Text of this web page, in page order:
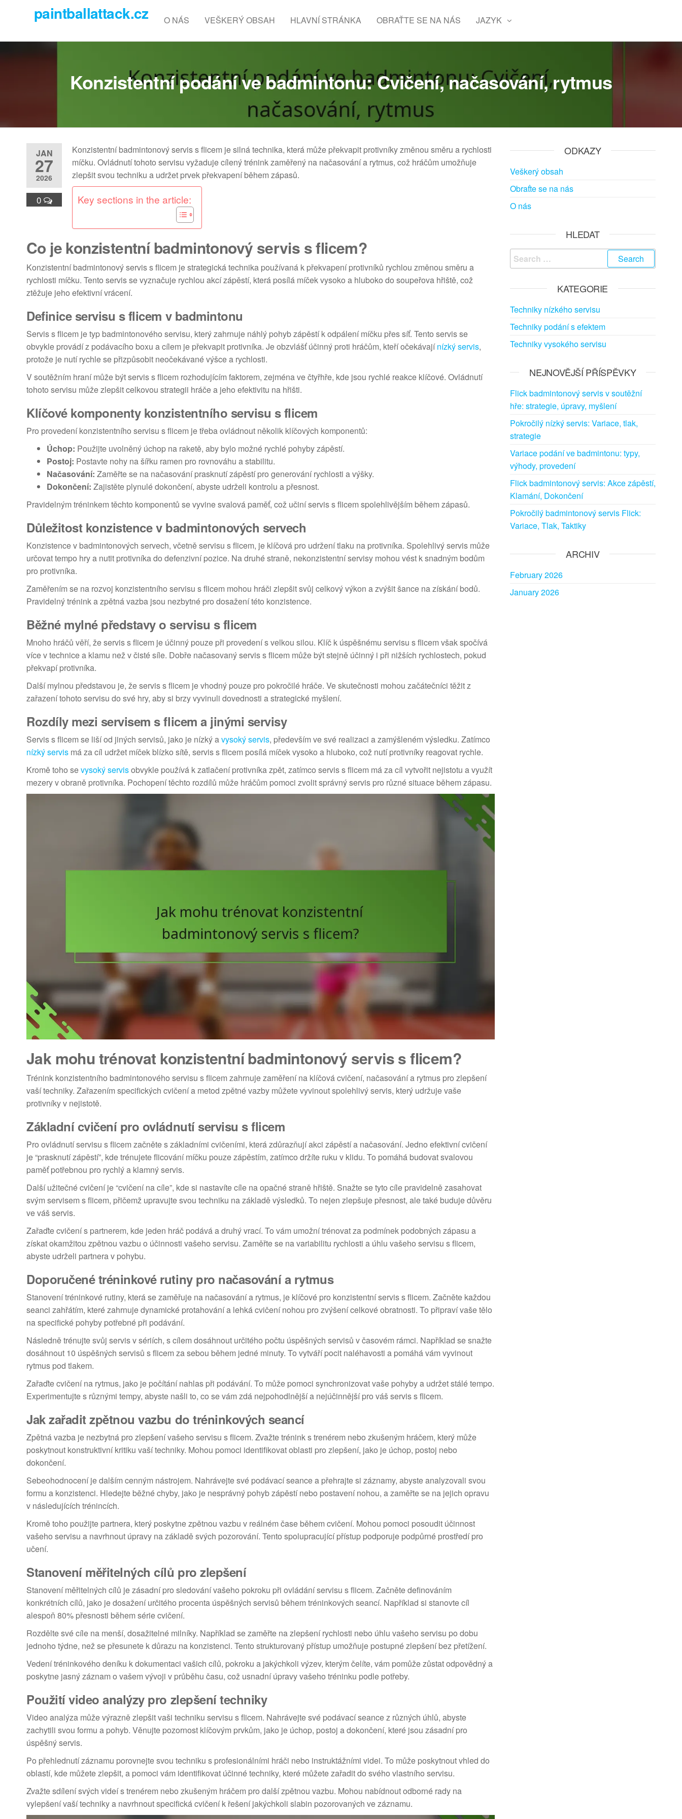
content
paintballattack.cz O NÁS VEŠKERÝ OBSAH HLAVNÍ STRÁNKA OBRAŤTE SE NA NÁS JAZYK
Konzistentní podání ve badmintonu: Cvičení, načasování, rytmus
JAN
27
2026
0
Konzistentní badmintonový servis s flicem je silná technika, která může překvapit protivníky změnou směru a rychlosti
míčku. Ovládnutí tohoto servisu vyžaduje cílený trénink zaměřený na načasování a rytmus, což hráčům umožňuje
zlepšit svou techniku a udržet prvek překvapení během zápasů.
Key sections in the article:
Co je konzistentní badmintonový servis s flicem?
Konzistentní badmintonový servis s flicem je strategická technika používaná k překvapení protivníků rychlou změnou směru a
rychlosti míčku. Tento servis se vyznačuje rychlou akcí zápěstí, která posílá míček vysoko a hluboko do soupeřova hřiště, což
ztěžuje jeho efektivní vrácení.
Definice servisu s flicem v badmintonu
Servis s flicem je typ badmintonového servisu, který zahrnuje náhlý pohyb zápěstí k odpálení míčku přes síť. Tento servis se
obvykle provádí z podávacího boxu a cílem je překvapit protivníka. Je obzvlášť účinný proti hráčům, kteří očekávajínízký servis,
protože je nutí rychle se přizpůsobit neočekávané výšce a rychlosti.
V soutěžním hraní může být servis s flicem rozhodujícím faktorem, zejména ve čtyřhře, kde jsou rychlé reakce klíčové. Ovládnutí
tohoto servisu může zlepšit celkovou strategii hráče a jeho efektivitu na hřišti.
Klíčové komponenty konzistentního servisu s flicem
Pro provedení konzistentního servisu s flicem je třeba ovládnout několik klíčových komponentů:
Úchop: Použijte uvolněný úchop na raketě, aby bylo možné rychlé pohyby zápěstí.
Postoj: Postavte nohy na šířku ramen pro rovnováhu a stabilitu.
Načasování: Zaměřte se na načasování prasknutí zápěstí pro generování rychlosti a výšky.
Dokončení: Zajistěte plynulé dokončení, abyste udrželi kontrolu a přesnost.
Pravidelným tréninkem těchto komponentů se vyvine svalová paměť, což učiní servis s flicem spolehlivějším během zápasů.
Důležitost konzistence v badmintonových servech
Konzistence v badmintonových servech, včetně servisu s flicem, je klíčová pro udržení tlaku na protivníka. Spolehlivý servis může
určovat tempo hry a nutit protivníka do defenzivní pozice. Na druhé straně, nekonzistentní servisy mohou vést k snadným bodům
pro protivníka.
Zaměřením se na rozvoj konzistentního servisu s flicem mohou hráči zlepšit svůj celkový výkon a zvýšit šance na získání bodů.
Pravidelný trénink a zpětná vazba jsou nezbytné pro dosažení této konzistence.
Běžné mylné představy o servisu s flicem
Mnoho hráčů věří, že servis s flicem je účinný pouze při provedení s velkou silou. Klíč k úspěšnému servisu s flicem však spočívá
více v technice a klamu než v čisté síle. Dobře načasovaný servis s flicem může být stejně účinný i při nižších rychlostech, pokud
překvapí protivníka.
Další mylnou představou je, že servis s flicem je vhodný pouze pro pokročilé hráče. Ve skutečnosti mohou začátečníci těžit z
zařazení tohoto servisu do své hry, aby si brzy vyvinuli dovednosti a strategické myšlení.
Rozdíly mezi servisem s flicem a jinými servisy
Servis s flicem se liší od jiných servisů, jako je nízký avysoký servis, především ve své realizaci a zamýšleném výsledku. Zatímco
nízký servis má za cíl udržet míček blízko sítě, servis s flicem posílá míček vysoko a hluboko, což nutí protivníky reagovat rychle.
Kromě toho sevysoký servisobvykle používá k zatlačení protivníka zpět, zatímco servis s flicem má za cíl vytvořit nejistotu a využít
mezery v obraně protivníka. Pochopení těchto rozdílů může hráčům pomoci zvolit správný servis pro různé situace během zápasu.
Jak mohu trénovat konzistentní badmintonový servis s flicem?
Trénink konzistentního badmintonového servisu s flicem zahrnuje zaměření na klíčová cvičení, načasování a rytmus pro zlepšení
vaší techniky. Zařazením specifických cvičení a metod zpětné vazby můžete vyvinout spolehlivý servis, který udržuje vaše
protivníky v nejistotě.
Základní cvičení pro ovládnutí servisu s flicem
Pro ovládnutí servisu s flicem začněte s základními cvičeními, která zdůrazňují akci zápěstí a načasování. Jedno efektivní cvičení
je “prasknutí zápěstí”, kde trénujete flicování míčku pouze zápěstím, zatímco držíte ruku v klidu. To pomáhá budovat svalovou
paměť potřebnou pro rychlý a klamný servis.
Další užitečné cvičení je “cvičení na cíle”, kde si nastavíte cíle na opačné straně hřiště. Snažte se tyto cíle pravidelně zasahovat
svým servisem s flicem, přičemž upravujte svou techniku na základě výsledků. To nejen zlepšuje přesnost, ale také buduje důvěru
ve váš servis.
Zařaďte cvičení s partnerem, kde jeden hráč podává a druhý vrací. To vám umožní trénovat za podmínek podobných zápasu a
získat okamžitou zpětnou vazbu o účinnosti vašeho servisu. Zaměřte se na variabilitu rychlosti a úhlu vašeho servisu s flicem,
abyste udrželi partnera v pohybu.
Doporučené tréninkové rutiny pro načasování a rytmus
Stanovení tréninkové rutiny, která se zaměřuje na načasování a rytmus, je klíčové pro konzistentní servis s flicem. Začněte každou
seanci zahřátím, které zahrnuje dynamické protahování a lehká cvičení nohou pro zvýšení celkové obratnosti. To připraví vaše tělo
na specifické pohyby potřebné při podávání.
Následně trénujte svůj servis v sériích, s cílem dosáhnout určitého počtu úspěšných servisů v časovém rámci. Například se snažte
dosáhnout 10 úspěšných servisů s flicem za sebou během jedné minuty. To vytváří pocit naléhavosti a pomáhá vám vyvinout
rytmus pod tlakem.
Zařaďte cvičení na rytmus, jako je počítání nahlas při podávání. To může pomoci synchronizovat vaše pohyby a udržet stálé tempo.
Experimentujte s různými tempy, abyste našli to, co se vám zdá nejpohodlnější a nejúčinnější pro váš servis s flicem.
Jak zařadit zpětnou vazbu do tréninkových seancí
Zpětná vazba je nezbytná pro zlepšení vašeho servisu s flicem. Zvažte trénink s trenérem nebo zkušeným hráčem, který může
poskytnout konstruktivní kritiku vaší techniky. Mohou pomoci identifikovat oblasti pro zlepšení, jako je úchop, postoj nebo
dokončení.
Sebeohodnocení je dalším cenným nástrojem. Nahrávejte své podávací seance a přehrajte si záznamy, abyste analyzovali svou
formu a konzistenci. Hledejte běžné chyby, jako je nesprávný pohyb zápěstí nebo postavení nohou, a zaměřte se na jejich opravu
v následujících trénincích.
Kromě toho použijte partnera, který poskytne zpětnou vazbu v reálném čase během cvičení. Mohou pomoci posoudit účinnost
vašeho servisu a navrhnout úpravy na základě svých pozorování. Tento spolupracující přístup podporuje podpůrné prostředí pro
učení.
Stanovení měřitelných cílů pro zlepšení
Stanovení měřitelných cílů je zásadní pro sledování vašeho pokroku při ovládání servisu s flicem. Začněte definováním
konkrétních cílů, jako je dosažení určitého procenta úspěšných servisů během tréninkových seancí. Například si stanovte cíl
alespoň 80% přesnosti během série cvičení.
Rozdělte své cíle na menší, dosažitelné milníky. Například se zaměřte na zlepšení rychlosti nebo úhlu vašeho servisu po dobu
jednoho týdne, než se přesunete k důrazu na konzistenci. Tento strukturovaný přístup umožňuje postupné zlepšení bez přetížení.
Vedení tréninkového deníku k dokumentaci vašich cílů, pokroku a jakýchkoli výzev, kterým čelíte, vám pomůže zůstat odpovědný a
poskytne jasný záznam o vašem vývoji v průběhu času, což usnadní úpravy vašeho tréninku podle potřeby.
Použití video analýzy pro zlepšení techniky
Video analýza může výrazně zlepšit vaši techniku servisu s flicem. Nahrávejte své podávací seance z různých úhlů, abyste
zachytili svou formu a pohyb. Věnujte pozornost klíčovým prvkům, jako je úchop, postoj a dokončení, které jsou zásadní pro
úspěšný servis.
Po přehlednutí záznamu porovnejte svou techniku s profesionálními hráči nebo instruktážními videi. To může poskytnout vhled do
oblastí, kde můžete zlepšit, a pomoci vám identifikovat účinné techniky, které můžete zařadit do svého vlastního servisu.
Zvažte sdílení svých videí s trenérem nebo zkušeným hráčem pro další zpětnou vazbu. Mohou nabídnout odborné rady na
vylepšení vaší techniky a navrhnout specifická cvičení k řešení jakýchkoli slabin pozorovaných ve záznamu.
ODKAZY
Veškerý obsah
Obraťte se na nás
O nás
HLEDAT
Search
for:
KATEGORIE
Techniky nízkého servisu
Techniky podání s efektem
Techniky vysokého servisu
NEJNOVĚJŠÍ PŘÍSPĚVKY
Flick badmintonový servis v soutěžní
hře: strategie, úpravy, myšlení
Pokročilý nízký servis: Variace, tlak,
strategie
Variace podání ve badmintonu: typy,
výhody, provedení
Flick badmintonový servis: Akce zápěstí,
Klamání, Dokončení
Pokročilý badmintonový servis Flick:
Variace, Tlak, Taktiky
ARCHIV
February 2026
January 2026